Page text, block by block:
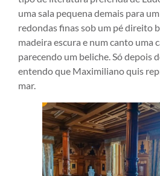
uma sala pequena demais para
redondas finas sob um pé direito
madeira escura e num canto uma
parecendo um beliche. Só depois
entendo que Maximiliano quis
mar.